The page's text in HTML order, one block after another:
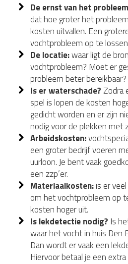
De ernst van het
dat hoe groter het
kosten uitvallen. Een
vochtprobleem op te
De locatie:waar ligt de
vochtprobleem? Moet er
probleem beter bereikbaar?
Is er waterschade? Zodra
spel is lopen de kosten
gedicht worden en er zijn
nodig voor de plekken met
Arbeidskosten:
een groter bedrijf voeren
uurloon. Je bent vaak
een zzp’er.
Materiaalkosten:is er
om het vochtprobleem op
kosten hoger uit.
Is lekdetectie nodig? Is
waar het vocht in huis Den
Dan wordt er vaak een
Hiervoor betaal je een extra